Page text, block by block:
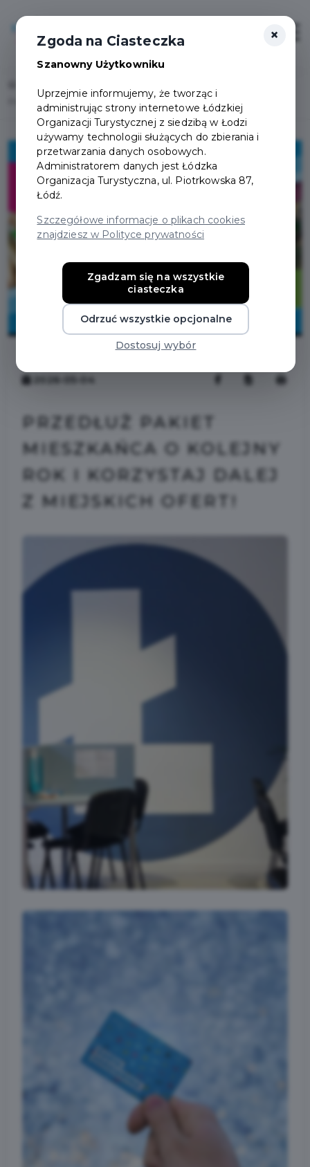
Login/Rejestracja
Przedłuż Pakiet Mieszkańca o kolejny rok i korzystaj dalej z miejskich ofert!
PRZEDŁUŻ PAKIET
MIESZKAŃCA O KOLEJNY
ROK I KORZYSTAJ DALEJ
Z MIEJSKICH OFERT!
×
Zgoda na Ciasteczka
Szanowny Użytkowniku
Uprzejmie informujemy, że tworząc i
administrując strony internetowe Łódzkiej
Organizacji Turystycznej z siedzibą w Łodzi
używamy technologii służących do zbierania i
przetwarzania danych osobowych.
Administratorem danych jest Łódzka
Organizacja Turystyczna, ul. Piotrkowska 87,
Łódź.
Szczegółowe informacje o plikach cookies
znajdziesz w Polityce prywatności
Zgadzam się na wszystkie
ciasteczka
Odrzuć wszystkie opcjonalne
Dostosuj wybór